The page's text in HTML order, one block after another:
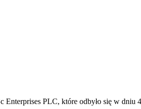
PLC, które odbyło się w dniu